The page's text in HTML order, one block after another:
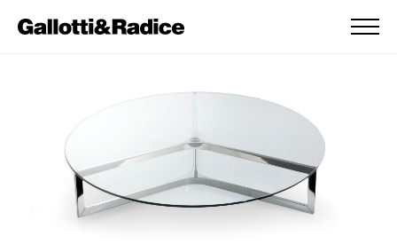
AGGIUNTO ALLA WISHLIST